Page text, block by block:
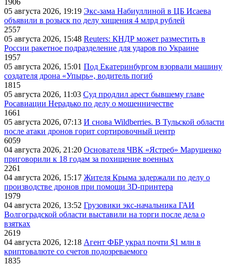
1906
05 августа 2026, 19:19 Экс-зама Набиуллиной в ЦБ Исаева
объявили в розыск по делу хищения 4 млрд рублей
2557
05 августа 2026, 15:48 Reuters: КНДР может разместить в
России ракетное подразделение для ударов по Украине
1957
05 августа 2026, 15:01 Под Екатеринбургом взорвали машину
создателя дрона «Упырь», водитель погиб
1815
05 августа 2026, 11:03 Суд продлил арест бывшему главе
Росавиации Нерадько по делу о мошенничестве
1661
05 августа 2026, 07:13 И снова Wildberries. В Тульской области
после атаки дронов горит сортировочный центр
6059
04 августа 2026, 21:20 Основателя ЧВК «Ястреб» Марущенко
приговорили к 18 годам за похищение военных
2261
04 августа 2026, 15:17 Жителя Крыма задержали по делу о
производстве дронов при помощи 3D‑принтера
1979
04 августа 2026, 13:52 Грузовики экс-начальника ГАИ
Волгоградской области выставили на торги после дела о
взятках
2619
04 августа 2026, 12:18 Агент ФБР украл почти $1 млн в
криптовалюте со счетов подозреваемого
1835